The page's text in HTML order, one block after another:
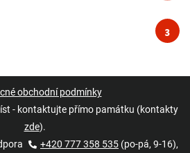
3
obchodní podmínky
- kontaktujte přímo památku (kontakty
zde).
+420 777 358 535 (po-pá, 9-16),